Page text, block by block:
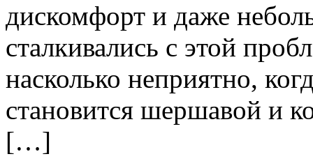
дискомфорт и даже
сталкивались с этой
насколько неприятно,
становится шершавой и
[…]